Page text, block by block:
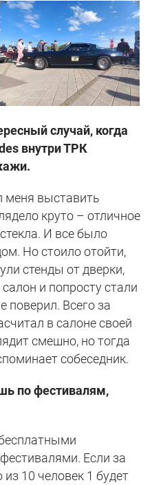
случай, когда
внутри ТРК
меня выставить
круто – отличное
И все было
Но стоило отойти,
стенды от дверки,
и попросту стали
поверил. Всего за
в салоне своей
смешно, но тогда
собеседник.
по фестивалям,
Если за
10 человек 1 будет